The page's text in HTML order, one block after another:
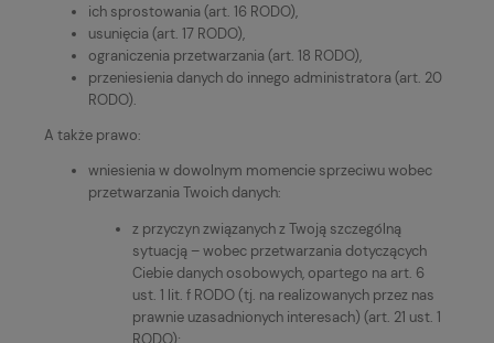
ich sprostowania (art. 16 RODO),
usunięcia (art. 17 RODO),
ograniczenia przetwarzania (art. 18 RODO),
przeniesienia danych do innego administratora (art. 20
RODO).
A także prawo:
wniesienia w dowolnym momencie sprzeciwu wobec
przetwarzania Twoich danych:
z przyczyn związanych z Twoją szczególną
sytuacją – wobec przetwarzania dotyczących
Ciebie danych osobowych, opartego na art. 6
ust. 1 lit. f RODO (tj. na realizowanych przez nas
prawnie uzasadnionych interesach) (art. 21 ust. 1
RODO);